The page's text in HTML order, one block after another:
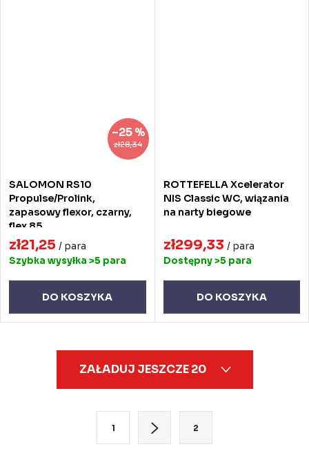
zł28,34
–25 %
SALOMON RS10
Propulse/Prolink,
zapasowy flexor, czarny,
flex 85
zł21,25 / para
Szybka wysyłka >5 para
DO KOSZYKA
ROTTEFELLA Xcelerator
NIS Classic WC, wiązania
na narty biegowe
zł299,33 / para
Dostępny>5 para
DO KOSZYKA
ZAŁADUJ JESZCZE 20
1 2